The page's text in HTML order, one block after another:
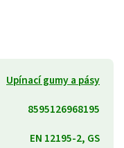
Upínací gumy a pásy
8595126968195
EN 12195-2, GS